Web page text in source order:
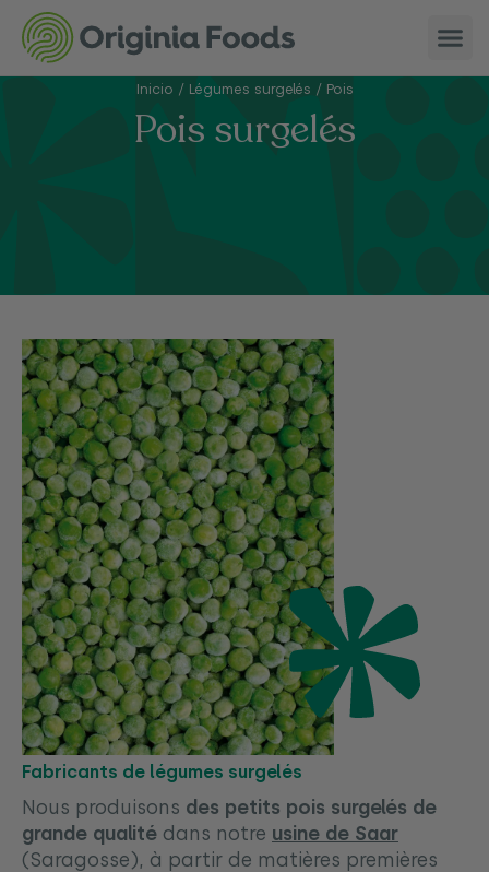
Inicio / Légumes surgelés / Pois
Pois surgelés
Fabricants de légumes surgelés
Nous produisons des petits pois surgelés de
grande qualité dans notre usine de Saar
(Saragosse), à partir de matières premières